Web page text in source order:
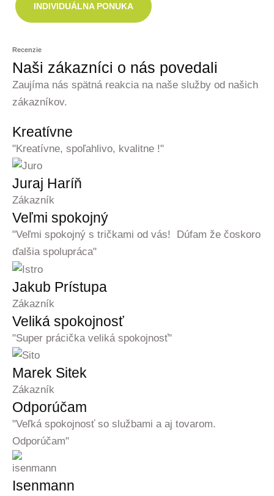
INDIVIDUÁLNA PONUKA
Recenzie
Naši zákazníci o nás povedali
Zaujíma nás spätná reakcia na naše služby od našich
zákazníkov.
Kreatívne
"Kreatívne, spoľahlivo, kvalitne !"
Juraj Haríň
Zákazník
Veľmi spokojný
"Veľmi spokojný s tričkami od vás! Dúfam že čoskoro
ďalšia spolupráca"
Jakub Prístupa
Zákazník
Veliká spokojnosť
"Super prácička veliká spokojnosť"
Marek Sitek
Zákazník
Odporúčam
"Veľká spokojnosť so službami a aj tovarom.
Odporúčam"
Isenmann